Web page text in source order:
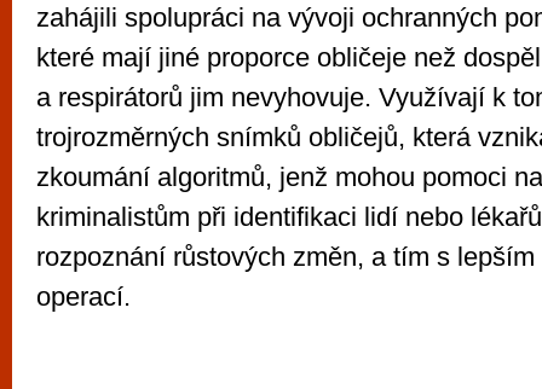
zahájili spolupráci na vývoji ochranných
které mají jiné proporce obličeje než
a respirátorů jim nevyhovuje. Využívají k
trojrozměrných snímků obličejů, která
zkoumání algoritmů, jenž mohou pomoci
kriminalistům při identifikaci lidí nebo
rozpoznání růstových změn, a tím s
operací.